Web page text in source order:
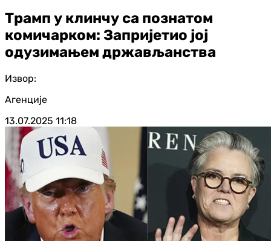
Трамп у клинчу са познатом
комичарком: Запријетио јој
одузимањем држављанства
Извор:
Агенције
13.07.2025 11:18